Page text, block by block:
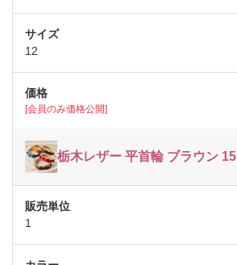
12
[会員のみ価格公開]
栃木レザー 平首輪 ブラウン 15
1